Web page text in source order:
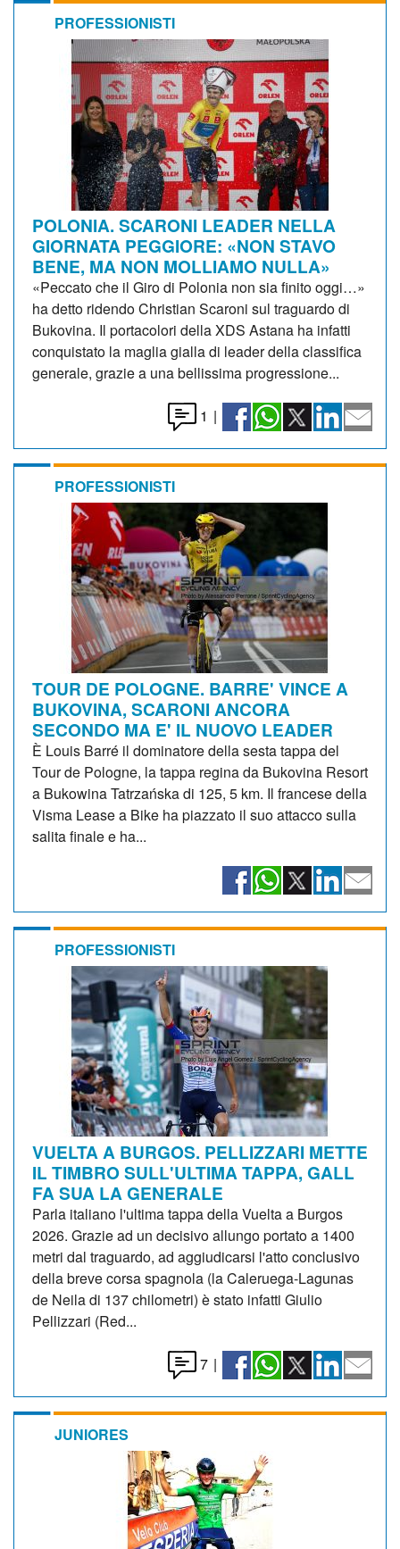
PROFESSIONISTI
POLONIA. SCARONI LEADER NELLA
GIORNATA PEGGIORE: «NON STAVO
BENE, MA NON MOLLIAMO NULLA»
«Peccato che il Giro di Polonia non sia finito oggi…»
ha detto ridendo Christian Scaroni sul traguardo di
Bukovina. Il portacolori della XDS Astana ha infatti
conquistato la maglia gialla di leader della classifica
generale, grazie a una bellissima progressione...
1 |
PROFESSIONISTI
TOUR DE POLOGNE. BARRE' VINCE A
BUKOVINA, SCARONI ANCORA
SECONDO MA E' IL NUOVO LEADER
È Louis Barré il dominatore della sesta tappa del
Tour de Pologne, la tappa regina da Bukovina Resort
a Bukowina Tatrzańska di 125, 5 km. Il francese della
Visma Lease a Bike ha piazzato il suo attacco sulla
salita finale e ha...
PROFESSIONISTI
VUELTA A BURGOS. PELLIZZARI METTE
IL TIMBRO SULL'ULTIMA TAPPA, GALL
FA SUA LA GENERALE
Parla italiano l'ultima tappa della Vuelta a Burgos
2026. Grazie ad un decisivo allungo portato a 1400
metri dal traguardo, ad aggiudicarsi l'atto conclusivo
della breve corsa spagnola (la Caleruega-Lagunas
de Neila di 137 chilometri) è stato infatti Giulio
Pellizzari (Red...
7 |
JUNIORES